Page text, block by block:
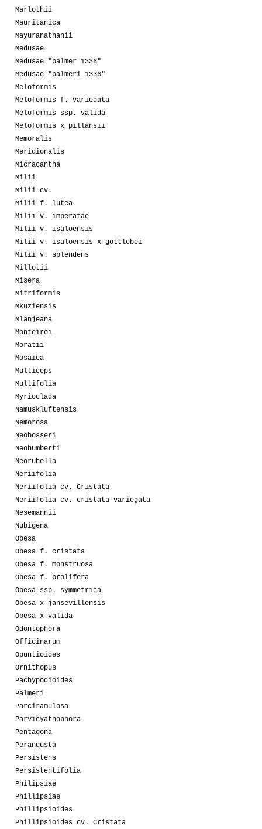
Marlothii
Mauritanica
Mayuranathanii
Medusae
Medusae "palmer 1336"
Medusae "palmeri 1336"
Meloformis
Meloformis f. variegata
Meloformis ssp. valida
Meloformis x pillansii
Memoralis
Meridionalis
Micracantha
Milii
Milii cv.
Milii f. lutea
Milii v. imperatae
Milii v. isaloensis
Milii v. isaloensis x gottlebei
Milii v. splendens
Millotii
Misera
Mitriformis
Mkuziensis
Mlanjeana
Monteiroi
Moratii
Mosaica
Multiceps
Multifolia
Myrioclada
Namuskluftensis
Nemorosa
Neobosseri
Neohumberti
Neorubella
Neriifolia
Neriifolia cv. Cristata
Neriifolia cv. cristata variegata
Nesemannii
Nubigena
Obesa
Obesa f. cristata
Obesa f. monstruosa
Obesa f. prolifera
Obesa ssp. symmetrica
Obesa x jansevillensis
Obesa x valida
Odontophora
Officinarum
Opuntioides
Ornithopus
Pachypodioides
Palmeri
Parciramulosa
Parvicyathophora
Pentagona
Perangusta
Persistens
Persistentifolia
Philipsiae
Phillipsiae
Phillipsioides
Phillipsioides cv. Cristata